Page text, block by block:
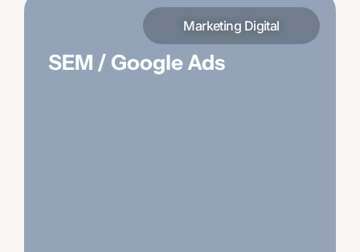
Marketing Digital
SEM / Google Ads